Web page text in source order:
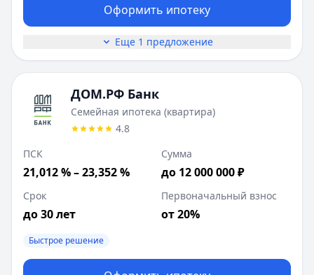
Оформить ипотеку
Еще 1 предложение
ДОМ.РФ Банк
Семейная ипотека (квартира)
4.8
ПСК
21,012 % – 23,352 %
Сумма
до 12 000 000 ₽
Срок
до 30 лет
Первоначальный взнос
от 20%
Быстрое решение